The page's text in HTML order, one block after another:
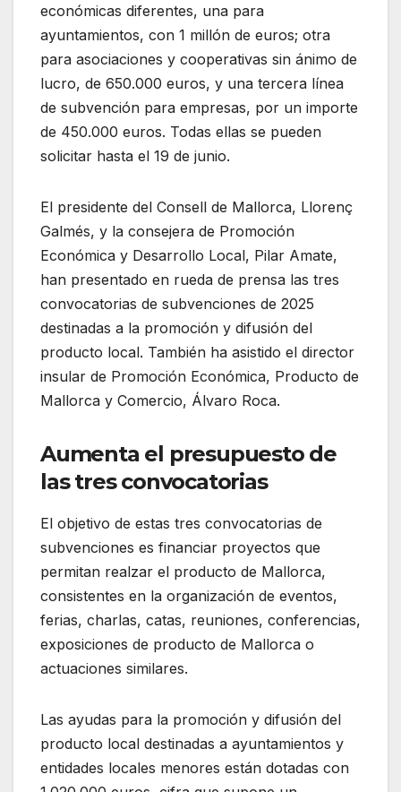
económicas diferentes, una para
ayuntamientos, con 1 millón de euros; otra
para asociaciones y cooperativas sin ánimo de
lucro, de 650.000 euros, y una tercera línea
de subvención para empresas, por un importe
de 450.000 euros. Todas ellas se pueden
solicitar hasta el 19 de junio.
El presidente del Consell de Mallorca, Llorenç
Galmés, y la consejera de Promoción
Económica y Desarrollo Local, Pilar Amate,
han presentado en rueda de prensa las tres
convocatorias de subvenciones de 2025
destinadas a la promoción y difusión del
producto local. También ha asistido el director
insular de Promoción Económica, Producto de
Mallorca y Comercio, Álvaro Roca.
Aumenta el presupuesto de
las tres convocatorias
El objetivo de estas tres convocatorias de
subvenciones es financiar proyectos que
permitan realzar el producto de Mallorca,
consistentes en la organización de eventos,
ferias, charlas, catas, reuniones, conferencias,
exposiciones de producto de Mallorca o
actuaciones similares.
Las ayudas para la promoción y difusión del
producto local destinadas a ayuntamientos y
entidades locales menores están dotadas con